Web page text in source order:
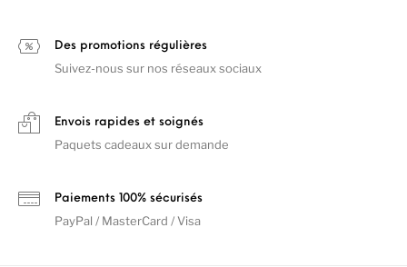
Des promotions régulières
Suivez-nous sur nos réseaux sociaux
Envois rapides et soignés
Paquets cadeaux sur demande
Paiements 100% sécurisés
PayPal / MasterCard / Visa